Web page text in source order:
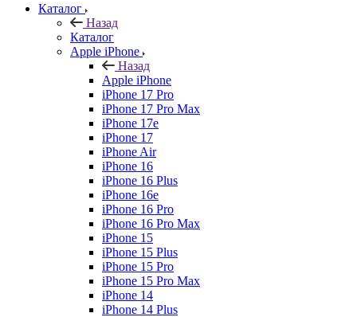
Каталог
Назад
Каталог
Apple iPhone
Назад
Apple iPhone
iPhone 17 Pro
iPhone 17 Pro Max
iPhone 17e
iPhone 17
iPhone Air
iPhone 16
iPhone 16 Plus
iPhone 16e
iPhone 16 Pro
iPhone 16 Pro Max
iPhone 15
iPhone 15 Plus
iPhone 15 Pro
iPhone 15 Pro Max
iPhone 14
iPhone 14 Plus